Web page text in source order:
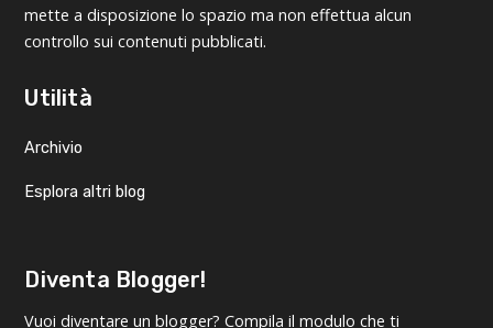
mette a disposizione lo spazio ma non effettua alcun
controllo sui contenuti pubblicati.
Utilità
Archivio
Esplora altri blog
Diventa Blogger!
Vuoi diventare un blogger? Compila il modulo che ti